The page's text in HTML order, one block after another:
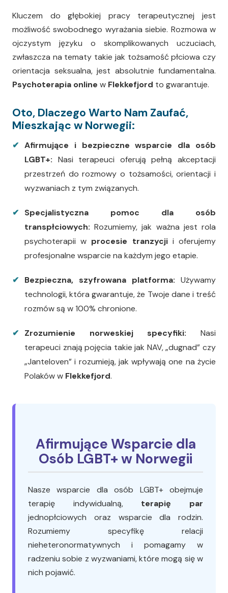
Kluczem do głębokiej pracy terapeutycznej jest
możliwość swobodnego wyrażania siebie. Rozmowa w
ojczystym języku o skomplikowanych uczuciach,
zwłaszcza na tematy takie jak tożsamość płciowa czy
orientacja seksualna, jest absolutnie fundamentalna.
Psychoterapia online w Flekkefjord to gwarantuje.
Oto, Dlaczego Warto Nam Zaufać,
Mieszkając w Norwegii:
Afirmujące i bezpieczne wsparcie dla osób
LGBT+: Nasi terapeuci oferują pełną akceptacji
przestrzeń do rozmowy o tożsamości, orientacji i
wyzwaniach z tym związanych.
Specjalistyczna pomoc dla osób
transpłciowych: Rozumiemy, jak ważna jest rola
psychoterapii w procesie tranzycjii oferujemy
profesjonalne wsparcie na każdym jego etapie.
Bezpieczna, szyfrowana platforma: Używamy
technologii, która gwarantuje, że Twoje dane i treść
rozmów są w 100% chronione.
Zrozumienie norweskiej specyfiki: Nasi
terapeuci znają pojęcia takie jak NAV, „dugnad” czy
„Janteloven” i rozumieją, jak wpływają one na życie
Polaków w Flekkefjord.
Afirmujące Wsparcie dla
Osób LGBT+ w Norwegii
Nasze wsparcie dla osób LGBT+ obejmuje
terapię indywidualną, terapię par
jednopłciowych oraz wsparcie dla rodzin.
Rozumiemy specyfikę relacji
nieheteronormatywnych i pomagamy w
radzeniu sobie z wyzwaniami, które mogą się w
nich pojawić.